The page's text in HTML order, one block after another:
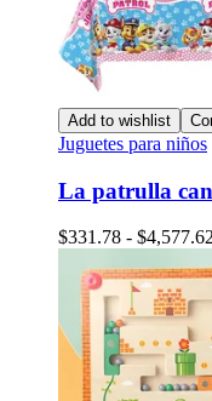
Add to wishlist
Juguetes para niños
La patrulla
$331.78 - $4,577.62